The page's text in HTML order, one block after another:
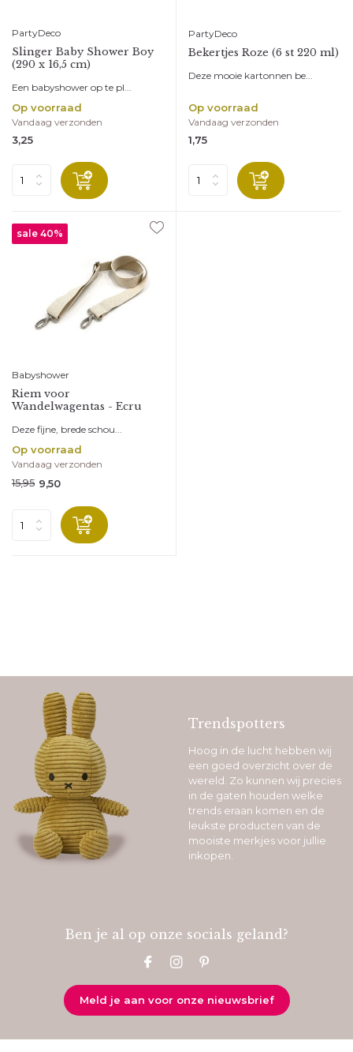
PartyDeco
Slinger Baby Shower Boy
(290 x 16,5 cm)
Een babyshower op te pl...
Op voorraad
Vandaag verzonden
3,25
PartyDeco
Bekertjes Roze (6 st 220 ml)
Deze mooie kartonnen be...
Op voorraad
Vandaag verzonden
1,75
sale 40%
Babyshower
Riem voor
Wandelwagentas - Ecru
Deze fijne, brede schou...
Op voorraad
Vandaag verzonden
15,95 9,50
Trendspotters
Hoog in de lucht hebben wij
een goed overzicht over de
wereld. Zo kunnen wij precies
in de gaten houden welke
trends eraan komen en de
leukste producten van de
mooiste merkjes voor jullie
inkopen.
Ben je al op onze socials geland?
Meld je aan voor onze nieuwsbrief